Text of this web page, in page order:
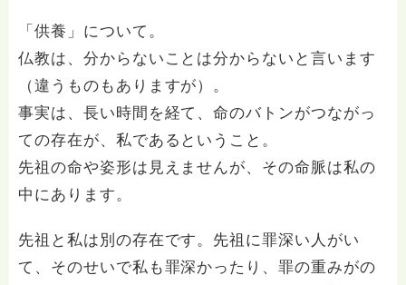
「供養」について。
仏教は、分からないことは分からないと言います
（違うものもありますが）。
事実は、長い時間を経て、命のバトンがつながっ
ての存在が、私であるということ。
先祖の命や姿形は見えませんが、その命脈は私の
中にあります。
先祖と私は別の存在です。先祖に罪深い人がい
て、そのせいで私も罪深かったり、罪の重みがの